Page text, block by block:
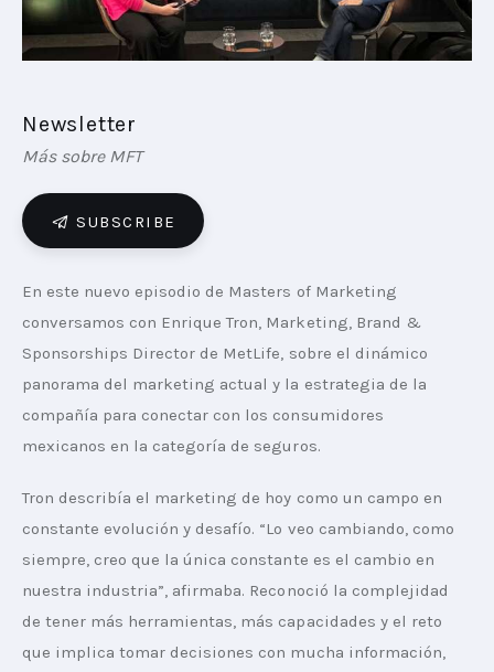
Newsletter
Más sobre MFT
SUBSCRIBE
En este nuevo episodio de Masters of Marketing
conversamos con Enrique Tron, Marketing, Brand &
Sponsorships Director de MetLife, sobre el dinámico
panorama del marketing actual y la estrategia de la
compañía para conectar con los consumidores
mexicanos en la categoría de seguros.
Tron describía el marketing de hoy como un campo en
constante evolución y desafío. “Lo veo cambiando, como
siempre, creo que la única constante es el cambio en
nuestra industria”, afirmaba. Reconoció la complejidad
de tener más herramientas, más capacidades y el reto
que implica tomar decisiones con mucha información,